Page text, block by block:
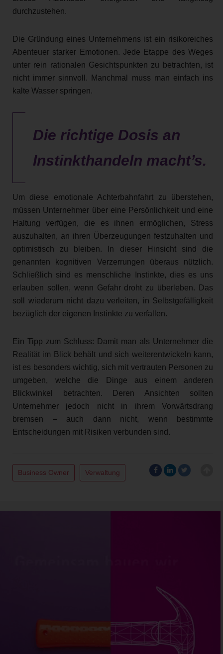
durchzustehen.
Die Gründung eines Unternehmens ist ein risikoreiches
Abenteuer starker Emotionen. Jede Etappe des Weges
unter rein rationalen Gesichtspunkten zu betrachten, ist
nicht immer sinnvoll. Manchmal muss man einfach ins
kalte Wasser springen.
Die richtige Dosis an
Instinkthandeln macht’s.
Um diese emotionale Achterbahnfahrt zu überstehen,
müssen Unternehmer über eine Persönlichkeit und eine
Haltung verfügen, die es ihnen ermöglichen, Stress
auszuhalten, an ihren Überzeugungen festzuhalten und
optimistisch zu bleiben. In dieser Hinsicht sind die
genannten kognitiven Verzerrungen überaus nützlich.
Schließlich sind es menschliche Instinkte, dies es uns
erlauben sollen, wenn Gefahr droht zu überleben. Das
soll wiederum nicht dazu verleiten, in Selbstgefälligkeit
bezüglich der eigenen Instinkte zu verfallen.
Ein Tipp zum Schluss: Damit man als Unternehmer die
Realität im Blick behält und sich weiterentwickeln kann,
ist es besonders wichtig, sich mit vertrauten Personen zu
umgeben, welche die Dinge aus einem anderen
Blickwinkel betrachten. Deren Ansichten sollten
Unternehmer jedoch nicht in ihrem Vorwärtsdrang
bremsen – auch dann nicht, wenn bestimmte
Entscheidungen mit Risiken verbunden sind.
Business Owner Verwaltung